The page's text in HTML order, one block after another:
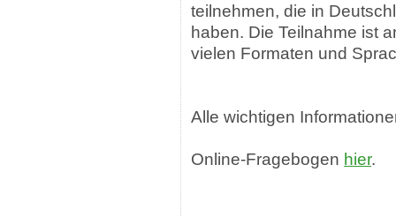
teilnehmen, die in
haben. Die Teilnahme ist
vielen Formaten und
Alle wichtigen
Online-Fragebogen hier.